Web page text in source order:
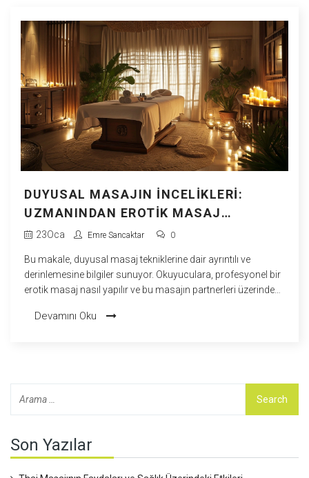
DUYUSAL MASAJIN İNCELIKLERI:
UZMANINDAN EROTIK MASAJ
TEKNIKLERI
23Oca Emre Sancaktar 0
Bu makale, duyusal masaj tekniklerine dair ayrıntılı ve
derinlemesine bilgiler sunuyor. Okuyuculara, profesyonel bir
erotik masaj nasıl yapılır ve bu masajın partnerleri üzerindeki
fizyolojik yararlarının yanı sıra, duygusal yakınlık ve
Devamını Oku
Son Yazılar